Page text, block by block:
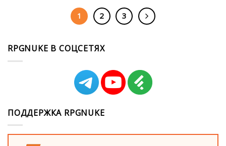
1 2 3
RPGNUKE В СОЦСЕТЯХ
ПОДДЕРЖКА RPGNUKE